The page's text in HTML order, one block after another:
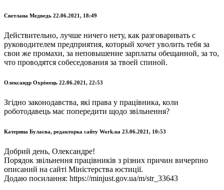
Светлана Медведь 22.06.2021, 18:49
Действительно, лучше ничего нету, как разговаривать с
руководителем предприятия, который хочет уволить тебя за
свои же промахи, за неповышение зарплаты обещанной, за то,
что проводятся собеседования за твоей спиной.
Олександр Охрімець 22.06.2021, 22:53
Згідно законодавства, які права у працівника, коли
роботодавець має попередити щодо звільнення?
Катерина Булаєва, редакторка сайту Work.ua 23.06.2021, 10:53
Добрий день, Олександре!
Порядок звільнення працівників з різних причин вичерпно
описаний на сайті Міністерства юстиції.
Додаю посилання: https://minjust.gov.ua/m/str_33643